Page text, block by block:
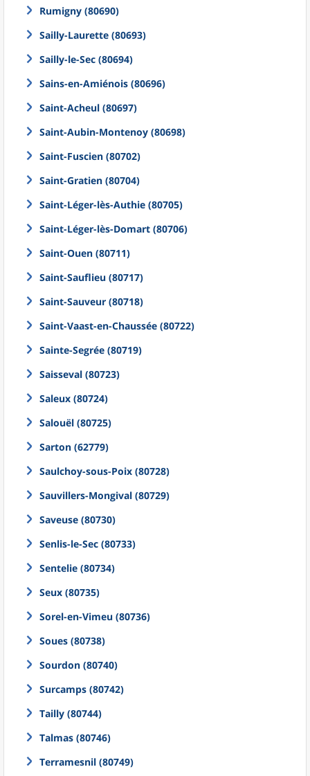
Rumigny (80690)
Sailly-Laurette (80693)
Sailly-le-Sec (80694)
Sains-en-Amiénois (80696)
Saint-Acheul (80697)
Saint-Aubin-Montenoy (80698)
Saint-Fuscien (80702)
Saint-Gratien (80704)
Saint-Léger-lès-Authie (80705)
Saint-Léger-lès-Domart (80706)
Saint-Ouen (80711)
Saint-Sauflieu (80717)
Saint-Sauveur (80718)
Saint-Vaast-en-Chaussée (80722)
Sainte-Segrée (80719)
Saisseval (80723)
Saleux (80724)
Salouël (80725)
Sarton (62779)
Saulchoy-sous-Poix (80728)
Sauvillers-Mongival (80729)
Saveuse (80730)
Senlis-le-Sec (80733)
Sentelie (80734)
Seux (80735)
Sorel-en-Vimeu (80736)
Soues (80738)
Sourdon (80740)
Surcamps (80742)
Tailly (80744)
Talmas (80746)
Terramesnil (80749)